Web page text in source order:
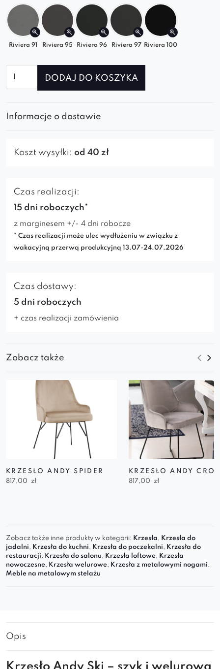
Zapoznaj się ze szczegółami naszej oferty i
stwórz swój wymarzony mebel, który idealnie
wpasuje do Twojego wnętrza!
Riviera 91 Riviera 95 Riviera 96 Riviera 97 Riviera 100
Krzesło
DODAJ DO KOSZYKA
Informacje o dostawie
Koszt wysyłki: od 40 zł
Czas realizacji:
15 dni roboczych*
z marginesem +/- 4 dni robocze
* Czas realizacji może ulec wydłużeniu w związku z
wakacyjną przerwą produkcyjną 13.07-24.07.2026
Czas dostawy:
5 dni roboczych
+ czas realizacji zamówienia
Zobacz także
KRZESŁO ANDY SPIDER
817,00
zł
KRZESŁO ANDY
817,00
zł
Zobacz także inne produkty w kategorii: Krzesła, Krzesła do
jadalni, Krzesła do kuchni, Krzesła do poczekalni, Krzesła do
restauracji, Krzesła do salonu, Krzesła loftowe, Krzesła
nowoczesne, Krzesła welurowe, Krzesła z metalowymi nogami,
Meble na metalowym stelażu
Opis